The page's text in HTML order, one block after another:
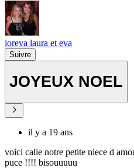
loreva laura et eva
Suivre
JOYEUX NOEL
il y a 19 ans
voici calie notre petite niece d
puce !!!! bisouuuuu